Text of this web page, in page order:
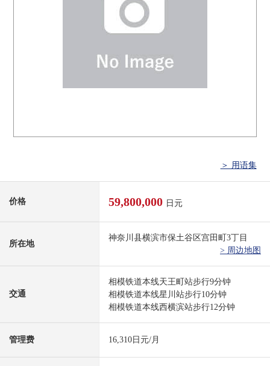
＞ 用语集
价格 59,800,000 日元
所在地
神奈川县横滨市保土谷区宫田町3丁目
> 周边地图
交通
相模铁道本线天王町站步行9分钟
相模铁道本线星川站步行10分钟
相模铁道本线西横滨站步行12分钟
管理费 16,310日元/月